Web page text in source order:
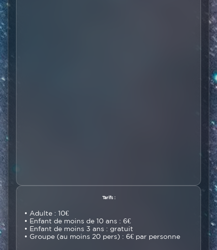
Tarifs :
• Adulte : 10€
• Enfant de moins de 10 ans : 6€
• Enfant de moins 3 ans : gratuit
• Groupe (au moins 20 pers) : 6€ par personne